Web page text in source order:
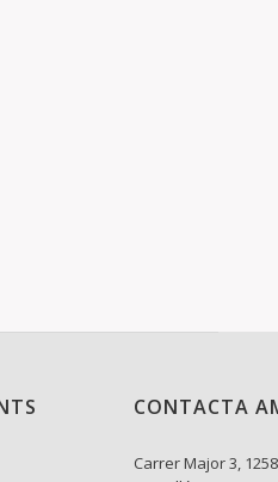
CONTACTA
Carrer Major 3,